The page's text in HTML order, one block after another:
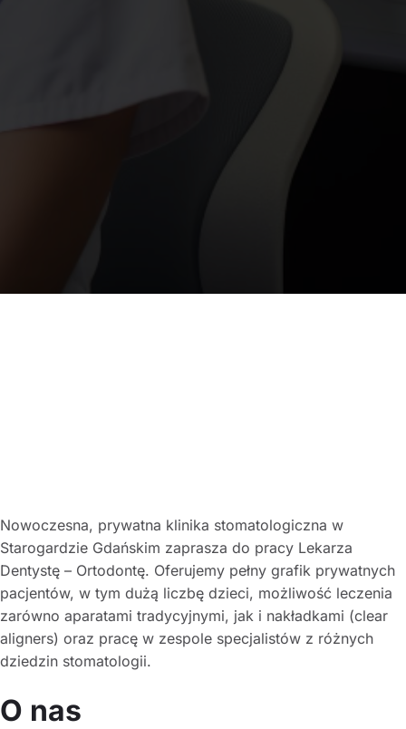
Nowoczesna, prywatna klinika stomatologiczna w
Starogardzie Gdańskim zaprasza do pracy Lekarza
Dentystę – Ortodontę. Oferujemy pełny grafik prywatnych
pacjentów, w tym dużą liczbę dzieci, możliwość leczenia
zarówno aparatami tradycyjnymi, jak i nakładkami (clear
aligners) oraz pracę w zespole specjalistów z różnych
dziedzin stomatologii.
O nas